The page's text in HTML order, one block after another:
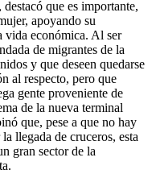
que es importante,
apoyando su
vida económica. Al ser
de migrantes de la
y que deseen quedarse
al respecto, pero que
gente proveniente de
de la nueva terminal
que, pese a que no hay
llegada de cruceros, esta
gran sector de la